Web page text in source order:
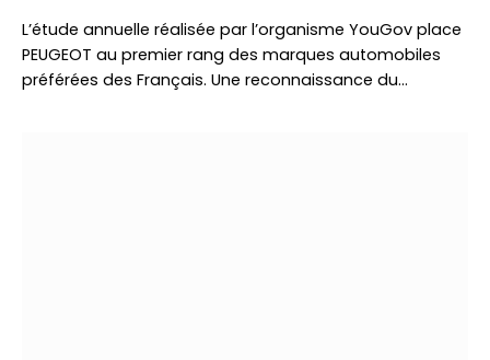
L’étude annuelle réalisée par l’organisme YouGov place
PEUGEOT au premier rang des marques automobiles
préférées des Français. Une reconnaissance du…